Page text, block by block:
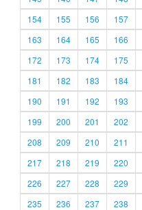
154
155 156 157
163
164 165 166
172
173 174 175
181
182 183 184
190
191 192 193
199
200 201 202
208
209 210 211
217
218 219 220
226
227 228 229
235
236 237 238